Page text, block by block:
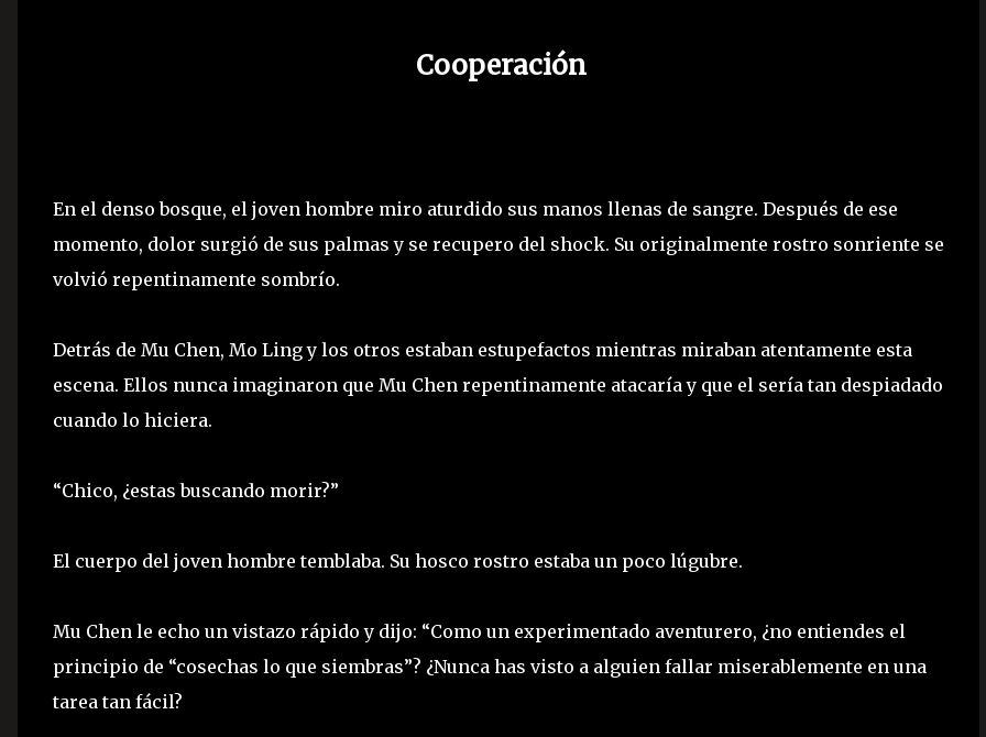
Cooperación
En el denso bosque, el joven hombre miro aturdido sus manos llenas de sangre. Después de ese
momento, dolor surgió de sus palmas y se recupero del shock. Su originalmente rostro sonriente se
volvió repentinamente sombrío.
Detrás de Mu Chen, Mo Ling y los otros estaban estupefactos mientras miraban atentamente esta
escena. Ellos nunca imaginaron que Mu Chen repentinamente atacaría y que el sería tan despiadado
cuando lo hiciera.
“Chico, ¿estas buscando morir?”
El cuerpo del joven hombre temblaba. Su hosco rostro estaba un poco lúgubre.
Mu Chen le echo un vistazo rápido y dijo: “Como un experimentado aventurero, ¿no entiendes el
principio de “cosechas lo que siembras”? ¿Nunca has visto a alguien fallar miserablemente en una
tarea tan fácil?